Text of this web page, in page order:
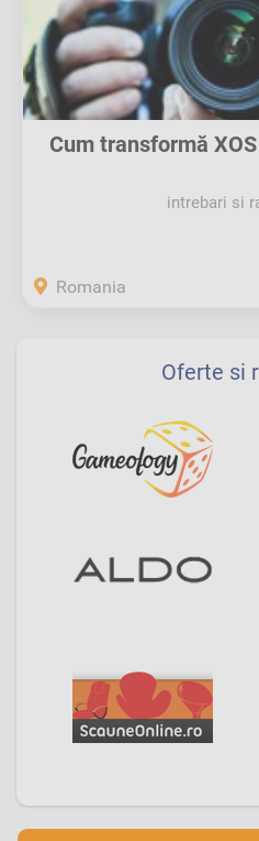
Cum transformă
intrebari si
Romania
Oferte si